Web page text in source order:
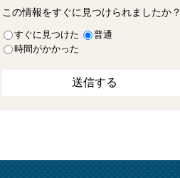
この情報をすぐに見つけられましたか？
すぐに見つけた
普通
時間がかかった